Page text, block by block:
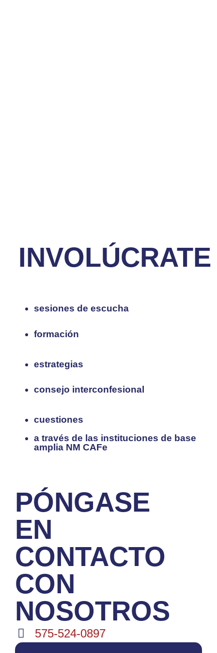
INVOLÚCRATE
sesiones de escucha
formación
estrategias
consejo interconfesional
cuestiones
a través de las instituciones de base
amplia NM CAFe
PÓNGASE
EN
CONTACTO
CON
NOSOTROS
575-524-0897